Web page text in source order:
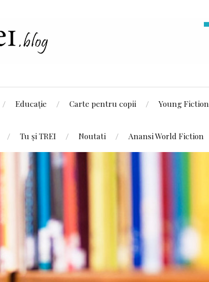
Educație Carte pentru copii Young Fiction
Tu și TREI Noutati Anansi World Fiction